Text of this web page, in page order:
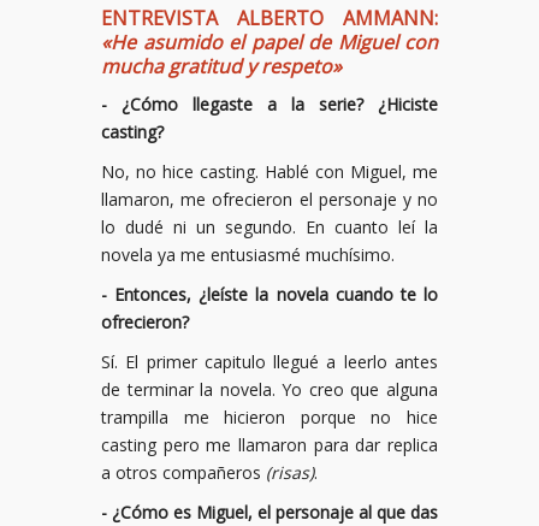
ENTREVISTA ALBERTO AMMANN:
«He asumido el papel de Miguel con
mucha gratitud y respeto»
- ¿Cómo llegaste a la serie? ¿Hiciste
casting?
No, no hice casting. Hablé con Miguel, me
llamaron, me ofrecieron el personaje y no
lo dudé ni un segundo. En cuanto leí la
novela ya me entusiasmé muchísimo.
- Entonces, ¿leíste la novela cuando te lo
ofrecieron?
Sí. El primer capitulo llegué a leerlo antes
de terminar la novela. Yo creo que alguna
trampilla me hicieron porque no hice
casting pero me llamaron para dar replica
a otros compañeros (risas).
- ¿Cómo es Miguel, el personaje al que das